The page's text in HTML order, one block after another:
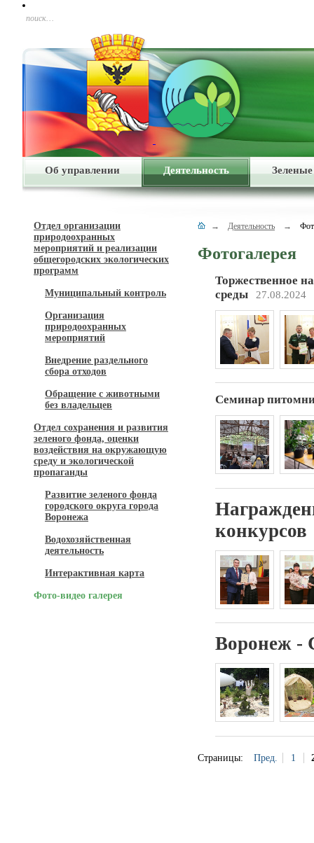
поиск…
Об управлении Деятельность
Отдел организации
природоохранных
мероприятий и реализации
общегородских экологических
программ
Муниципальный контроль
Организация
природоохранных
мероприятий
Внедрение раздельного
сбора отходов
Обращение с животными
без владельцев
Отдел сохранения и развития
зеленого фонда, оценки
воздействия на окружающую
среду и экологической
пропаганды
Развитие зеленого фонда
городского округа города
Воронежа
Водохозяйственная
деятельность
Интерактивная карта
Фото-видео галерея
→ Деятельность →
Фотогалерея
Торжественное
среды
27.08.2024
Семинар
конкурсов
Воронеж -
Страницы: Пред. 1